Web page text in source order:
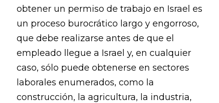
obtener un permiso de trabajo en Israel es
un proceso burocrático largo y engorroso,
que debe realizarse antes de que el
empleado llegue a Israel y, en cualquier
caso, sólo puede obtenerse en sectores
laborales enumerados, como la
construcción, la agricultura, la industria,